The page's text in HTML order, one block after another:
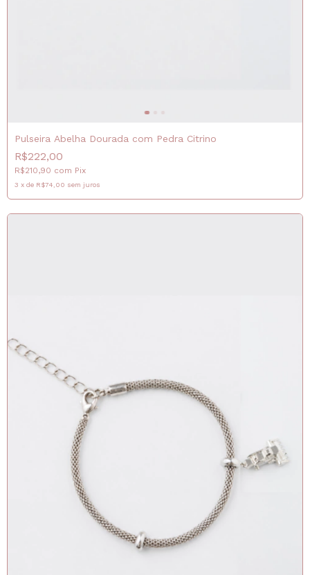
Pulseira Abelha Dourada com Pedra Citrino
R$222,00
R$210,90 com Pix
3 x de R$74,00 sem juros